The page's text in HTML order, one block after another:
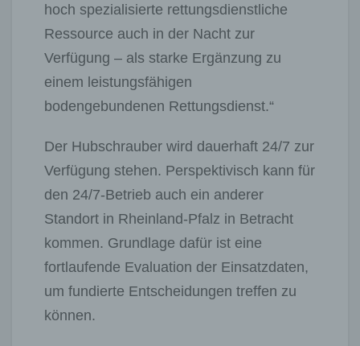
hoch spezialisierte rettungsdienstliche
Ressource auch in der Nacht zur
Verfügung – als starke Ergänzung zu
einem leistungsfähigen
bodengebundenen Rettungsdienst.“
Der Hubschrauber wird dauerhaft 24/7 zur
Verfügung stehen. Perspektivisch kann für
den 24/7-Betrieb auch ein anderer
Standort in Rheinland-Pfalz in Betracht
kommen. Grundlage dafür ist eine
fortlaufende Evaluation der Einsatzdaten,
um fundierte Entscheidungen treffen zu
können.